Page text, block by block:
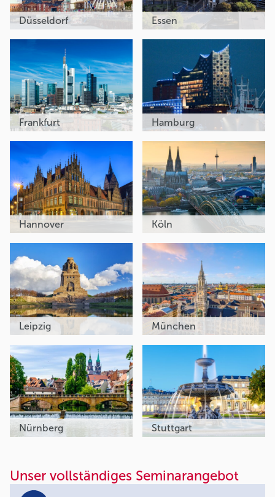
Unser vollständiges Seminarangebot
Düsseldorf Essen
Frankfurt Hamburg
Hannover Köln
Leipzig München
Nürnberg Stuttgart